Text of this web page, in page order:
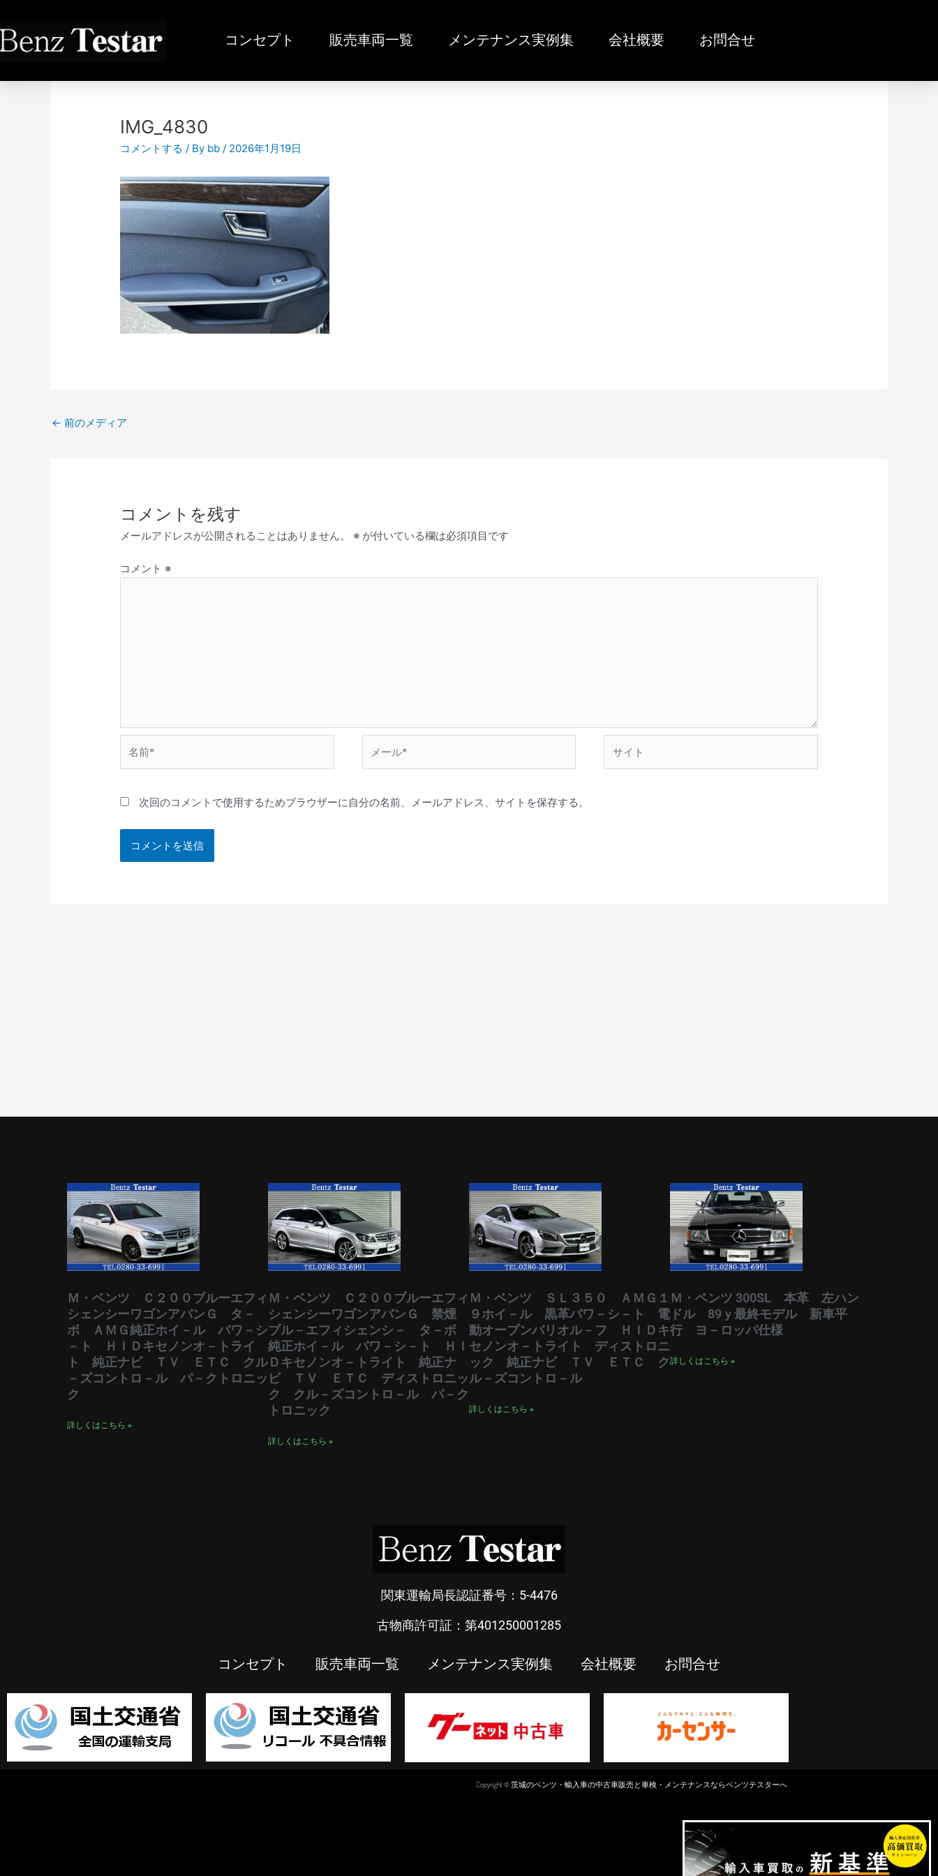
を
コンセプト 販売車両一覧 メンテナンス実例集 会社概要 お問合せ
IMG_4830
コメントする / By bb/ 2026年1月19日
稿
← 前のメディア
コメントを残す
メールアドレスが公開されることはありません。 ※ が付いている欄は必須項目です
コメント ※
前
ー
次回のコメントで使用するためブラウザーに自分の名前、メールアドレス、サイトを保存する。
Ｍ・ベンツ Ｃ２００ブルーエフィ
シェンシーワゴンアバンＧ タ－
ボ ＡＭＧ純正ホイ－ル パワ－シ
－ト ＨＩＤキセノンオ－トライ
ト 純正ナビ ＴＶ ＥＴＣ クル
－ズコントロ－ル パ－クトロニッ
ク
詳しくはこちら »
Ｍ・ベンツ Ｃ２００ブルーエフィ
シェンシーワゴンアバンＧ 禁煙
ブル－エフィシェンシ－ タ－ボ
純正ホイ－ル パワ－シ－ト ＨＩ
Ｄキセノンオ－トライト 純正ナ
ビ ＴＶ ＥＴＣ ディストロニッ
ク クル－ズコントロ－ル パ－ク
トロニック
詳しくはこちら »
Ｍ・ベンツ ＳＬ３５０ ＡＭＧ１
９ホイ－ル 黒革パワ－シ－ト 電
動オープンバリオル－フ ＨＩＤキ
セノンオ－トライト ディストロニ
ック 純正ナビ ＴＶ ＥＴＣ ク
ル－ズコントロ－ル
詳しくはこちら »
Ｍ・ベンツ 300SL 本革 左ハン
ドル 89ｙ最終モデル 新車平
行 ヨ－ロッパ仕様
詳しくはこちら »
関東運輸局長認証番号：5-4476
古物商許可証：第401250001285
コンセプト 販売車両一覧 メンテナンス実例集 会社概要 お問合せ
Copyright © 茨城のベンツ・輸入車の中古車販売と車検・メンテナンスならベンツテスターへ